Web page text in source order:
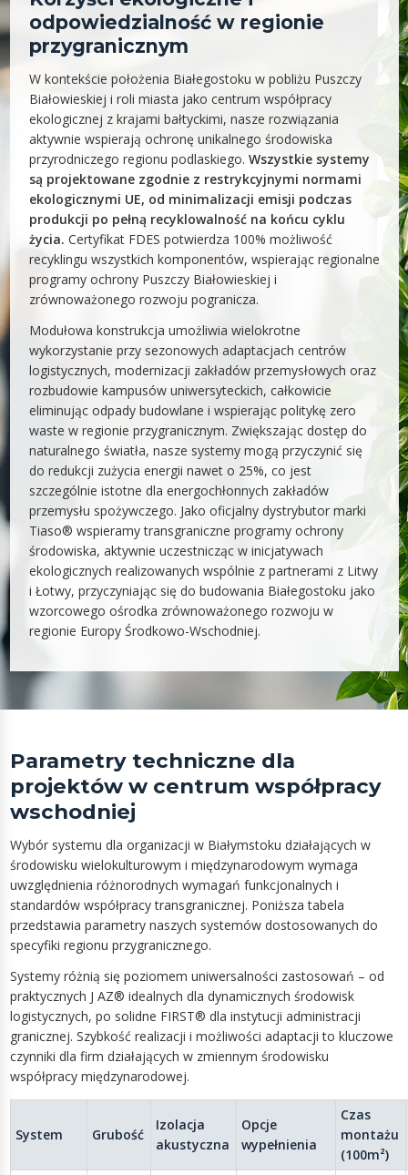
odpowiedzialność w regionie
przygranicznym
W kontekście położenia Białegostoku w pobliżu Puszczy
Białowieskiej i roli miasta jako centrum współpracy
ekologicznej z krajami bałtyckimi, nasze rozwiązania
aktywnie wspierają ochronę unikalnego środowiska
przyrodniczego regionu podlaskiego. Wszystkie systemy
są projektowane zgodnie z restrykcyjnymi normami
ekologicznymi UE, od minimalizacji emisji podczas
produkcji po pełną recyklowalność na końcu cyklu
życia. Certyfikat FDES potwierdza 100% możliwość
recyklingu wszystkich komponentów, wspierając regionalne
programy ochrony Puszczy Białowieskiej i
zrównoważonego rozwoju pogranicza.
Modułowa konstrukcja umożliwia wielokrotne
wykorzystanie przy sezonowych adaptacjach centrów
logistycznych, modernizacji zakładów przemysłowych oraz
rozbudowie kampusów uniwersyteckich, całkowicie
eliminując odpady budowlane i wspierając politykę zero
waste w regionie przygranicznym. Zwiększając dostęp do
naturalnego światła, nasze systemy mogą przyczynić się
do redukcji zużycia energii nawet o 25%, co jest
szczególnie istotne dla energochłonnych zakładów
przemysłu spożywczego. Jako oficjalny dystrybutor marki
Tiaso® wspieramy transgraniczne programy ochrony
środowiska, aktywnie uczestnicząc w inicjatywach
ekologicznych realizowanych wspólnie z partnerami z Litwy
i Łotwy, przyczyniając się do budowania Białegostoku jako
wzorcowego ośrodka zrównoważonego rozwoju w
regionie Europy Środkowo-Wschodniej.
Parametry techniczne dla
projektów w centrum współpracy
wschodniej
Wybór systemu dla organizacji w Białymstoku działających w
środowisku wielokulturowym i międzynarodowym wymaga
uwzględnienia różnorodnych wymagań funkcjonalnych i
standardów współpracy transgranicznej. Poniższa tabela
przedstawia parametry naszych systemów dostosowanych do
specyfiki regionu przygranicznego.
Systemy różnią się poziomem uniwersalności zastosowań – od
praktycznych J AZ® idealnych dla dynamicznych środowisk
logistycznych, po solidne FIRST® dla instytucji administracji
granicznej. Szybkość realizacji i możliwości adaptacji to kluczowe
czynniki dla firm działających w zmiennym środowisku
współpracy międzynarodowej.
System Grubość
Izolacja
akustyczna
Opcje
wypełnienia
Czas
montażu
(100m²)